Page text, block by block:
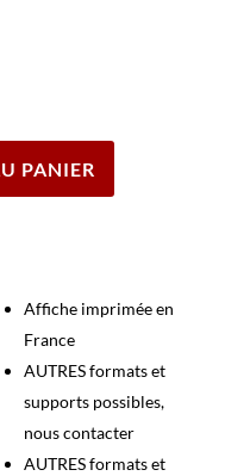
PANIER
Affiche imprimée en
France
AUTRES formats et
supports possibles,
nous contacter
AUTRES formats et